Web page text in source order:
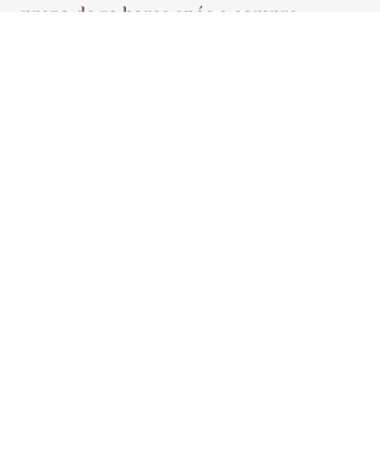
prazo de 72 horas após a compra.